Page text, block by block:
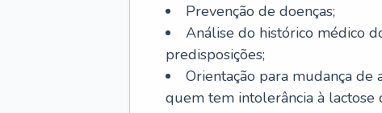
Prevenção de doenças;
Análise do histórico médico
predisposições;
Orientação para mudança de
quem tem intolerância à lactose